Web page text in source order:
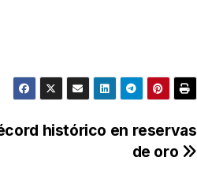
histórico en reservas
de oro